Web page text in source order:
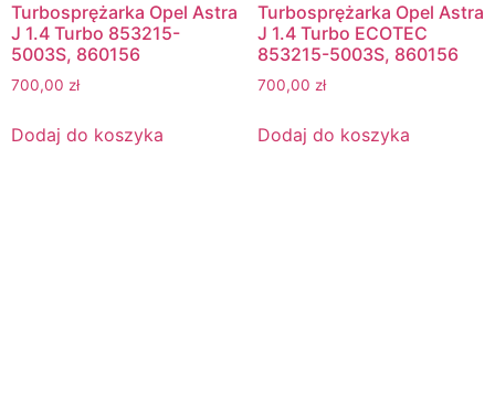
Turbosprężarka Opel Astra
J 1.4 Turbo 853215-
5003S, 860156
700,00 zł
Dodaj do koszyka
Turbosprężarka Opel Astra
J 1.4 Turbo ECOTEC
853215-5003S, 860156
700,00 zł
Dodaj do koszyka